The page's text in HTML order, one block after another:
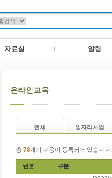
자료실 알림
온라인교육
전체 일자리사업
총 78개의 내용이 등록되어 있습니다.
번호 구분